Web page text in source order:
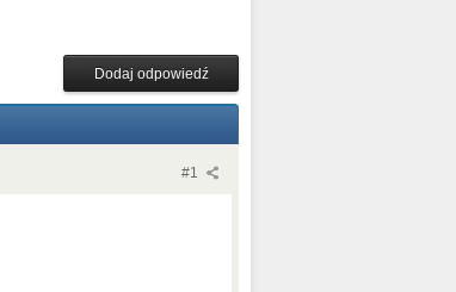
Dodaj odpowiedź
#1